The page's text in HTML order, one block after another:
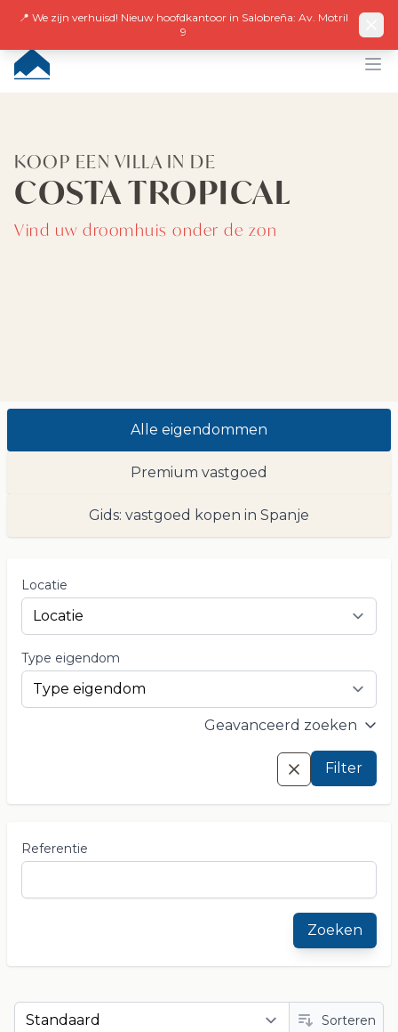
FacebookInstagramLinkedIn
📍 We zijn verhuisd! Nieuw hoofdkantoor in Salobreña: Av. Motril
9
EN ES DE NL FR
CUMBRE VILLAS
KOOP EEN VILLA IN DE
COSTA TROPICAL
Vind uw droomhuis onder de zon
Alle eigendommen
Premium vastgoed
Gids: vastgoed kopen in Spanje
Locatie
Type eigendom
Geavanceerd zoeken
Filter
Referentie
Zoeken
Sorteren